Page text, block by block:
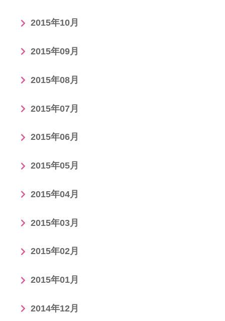
2015年10月
2015年09月
2015年08月
2015年07月
2015年06月
2015年05月
2015年04月
2015年03月
2015年02月
2015年01月
2014年12月